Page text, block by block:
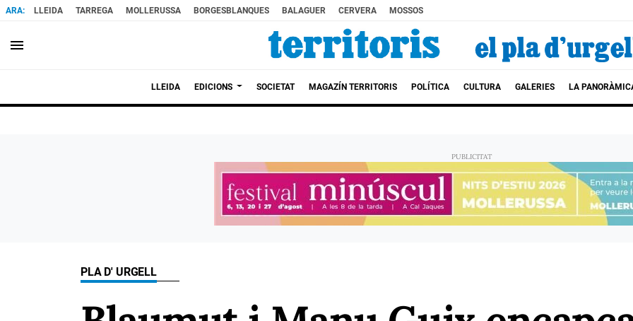
LLEIDA TARREGA MOLLERUSSA BORGESBLANQUES BALAGUER CERVERA MOSSOS
menu
LLEIDA EDICIONS SOCIETAT MAGAZÍN TERRITORIS POLÍTICA CULTURA GALERIES LA
PLA D' URGELL